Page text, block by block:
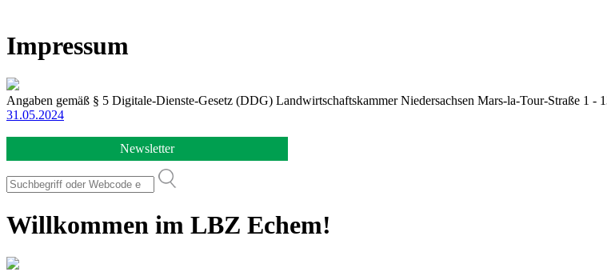
Impressum
Angaben gemäß § 5 Digitale-Dienste-Gesetz (DDG) Landwirtschaftskammer Niedersachsen Mars-la-Tour-Straße 1 -
31.05.2024
Newsletter
Willkommen im LBZ Echem!